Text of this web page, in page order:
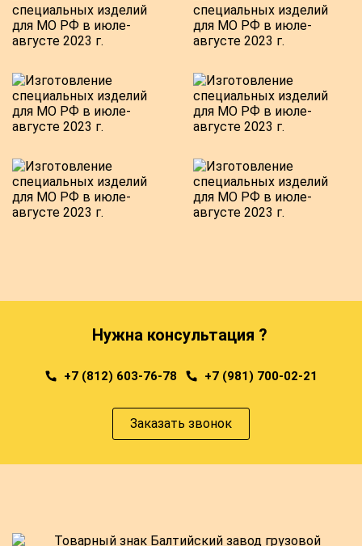
Нужна консультация ?
+7 (812) 603-76-78 +7 (981) 700-02-21
Заказать звонок